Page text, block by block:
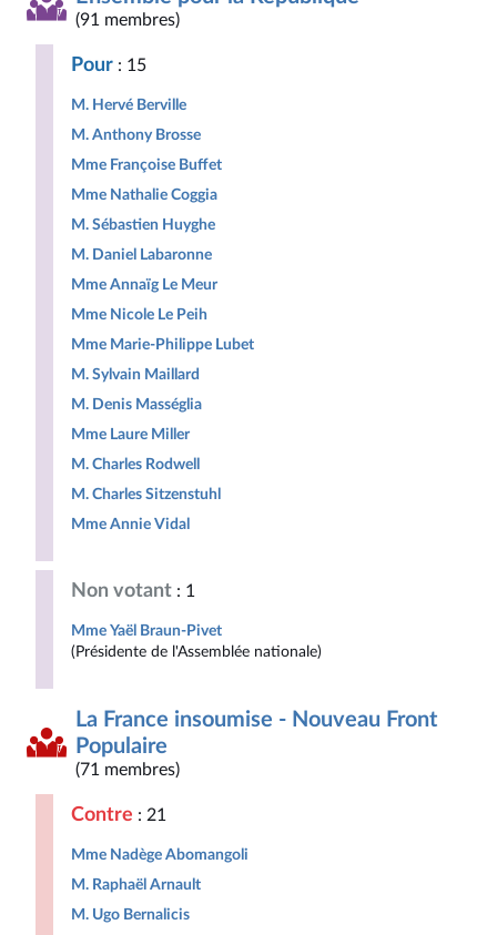
(91 membres)
Pour : 15
M. Hervé Berville
M. Anthony Brosse
Mme Françoise Buffet
Mme Nathalie Coggia
M. Sébastien Huyghe
M. Daniel Labaronne
Mme Annaïg Le Meur
Mme Nicole Le Peih
Mme Marie-Philippe Lubet
M. Sylvain Maillard
M. Denis Masséglia
Mme Laure Miller
M. Charles Rodwell
M. Charles Sitzenstuhl
Mme Annie Vidal
Non votant : 1
Mme Yaël Braun-Pivet
(Présidente de l'Assemblée nationale)
La France insoumise - Nouveau Front
Populaire
(71 membres)
Contre : 21
Mme Nadège Abomangoli
M. Raphaël Arnault
M. Ugo Bernalicis